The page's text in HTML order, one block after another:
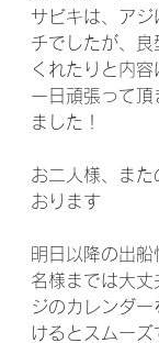
サビキは、アジ
チでしたが、良
くれたりと内
一日頑張って
ました！
お二人様、また
おります
明日以降の出
名様までは大
ジのカレンダ
けるとスムー